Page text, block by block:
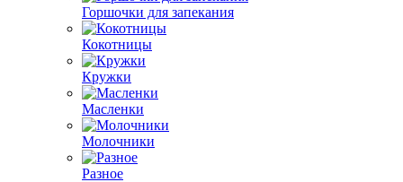
Горшочки для запекания
Кокотницы
Кружки
Масленки
Молочники
Разное